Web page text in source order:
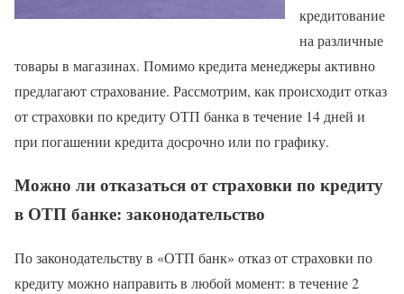
кредитование
на различные
товары в магазинах. Помимо кредита менеджеры активно
предлагают страхование. Рассмотрим, как происходит отказ
от страховки по кредиту ОТП банка в течение 14 дней и
при погашении кредита досрочно или по графику.
Можно ли отказаться от страховки по кредиту
в ОТП банке: законодательство
По законодательству в «ОТП банк» отказ от страховки по
кредиту можно направить в любой момент: в течение 2